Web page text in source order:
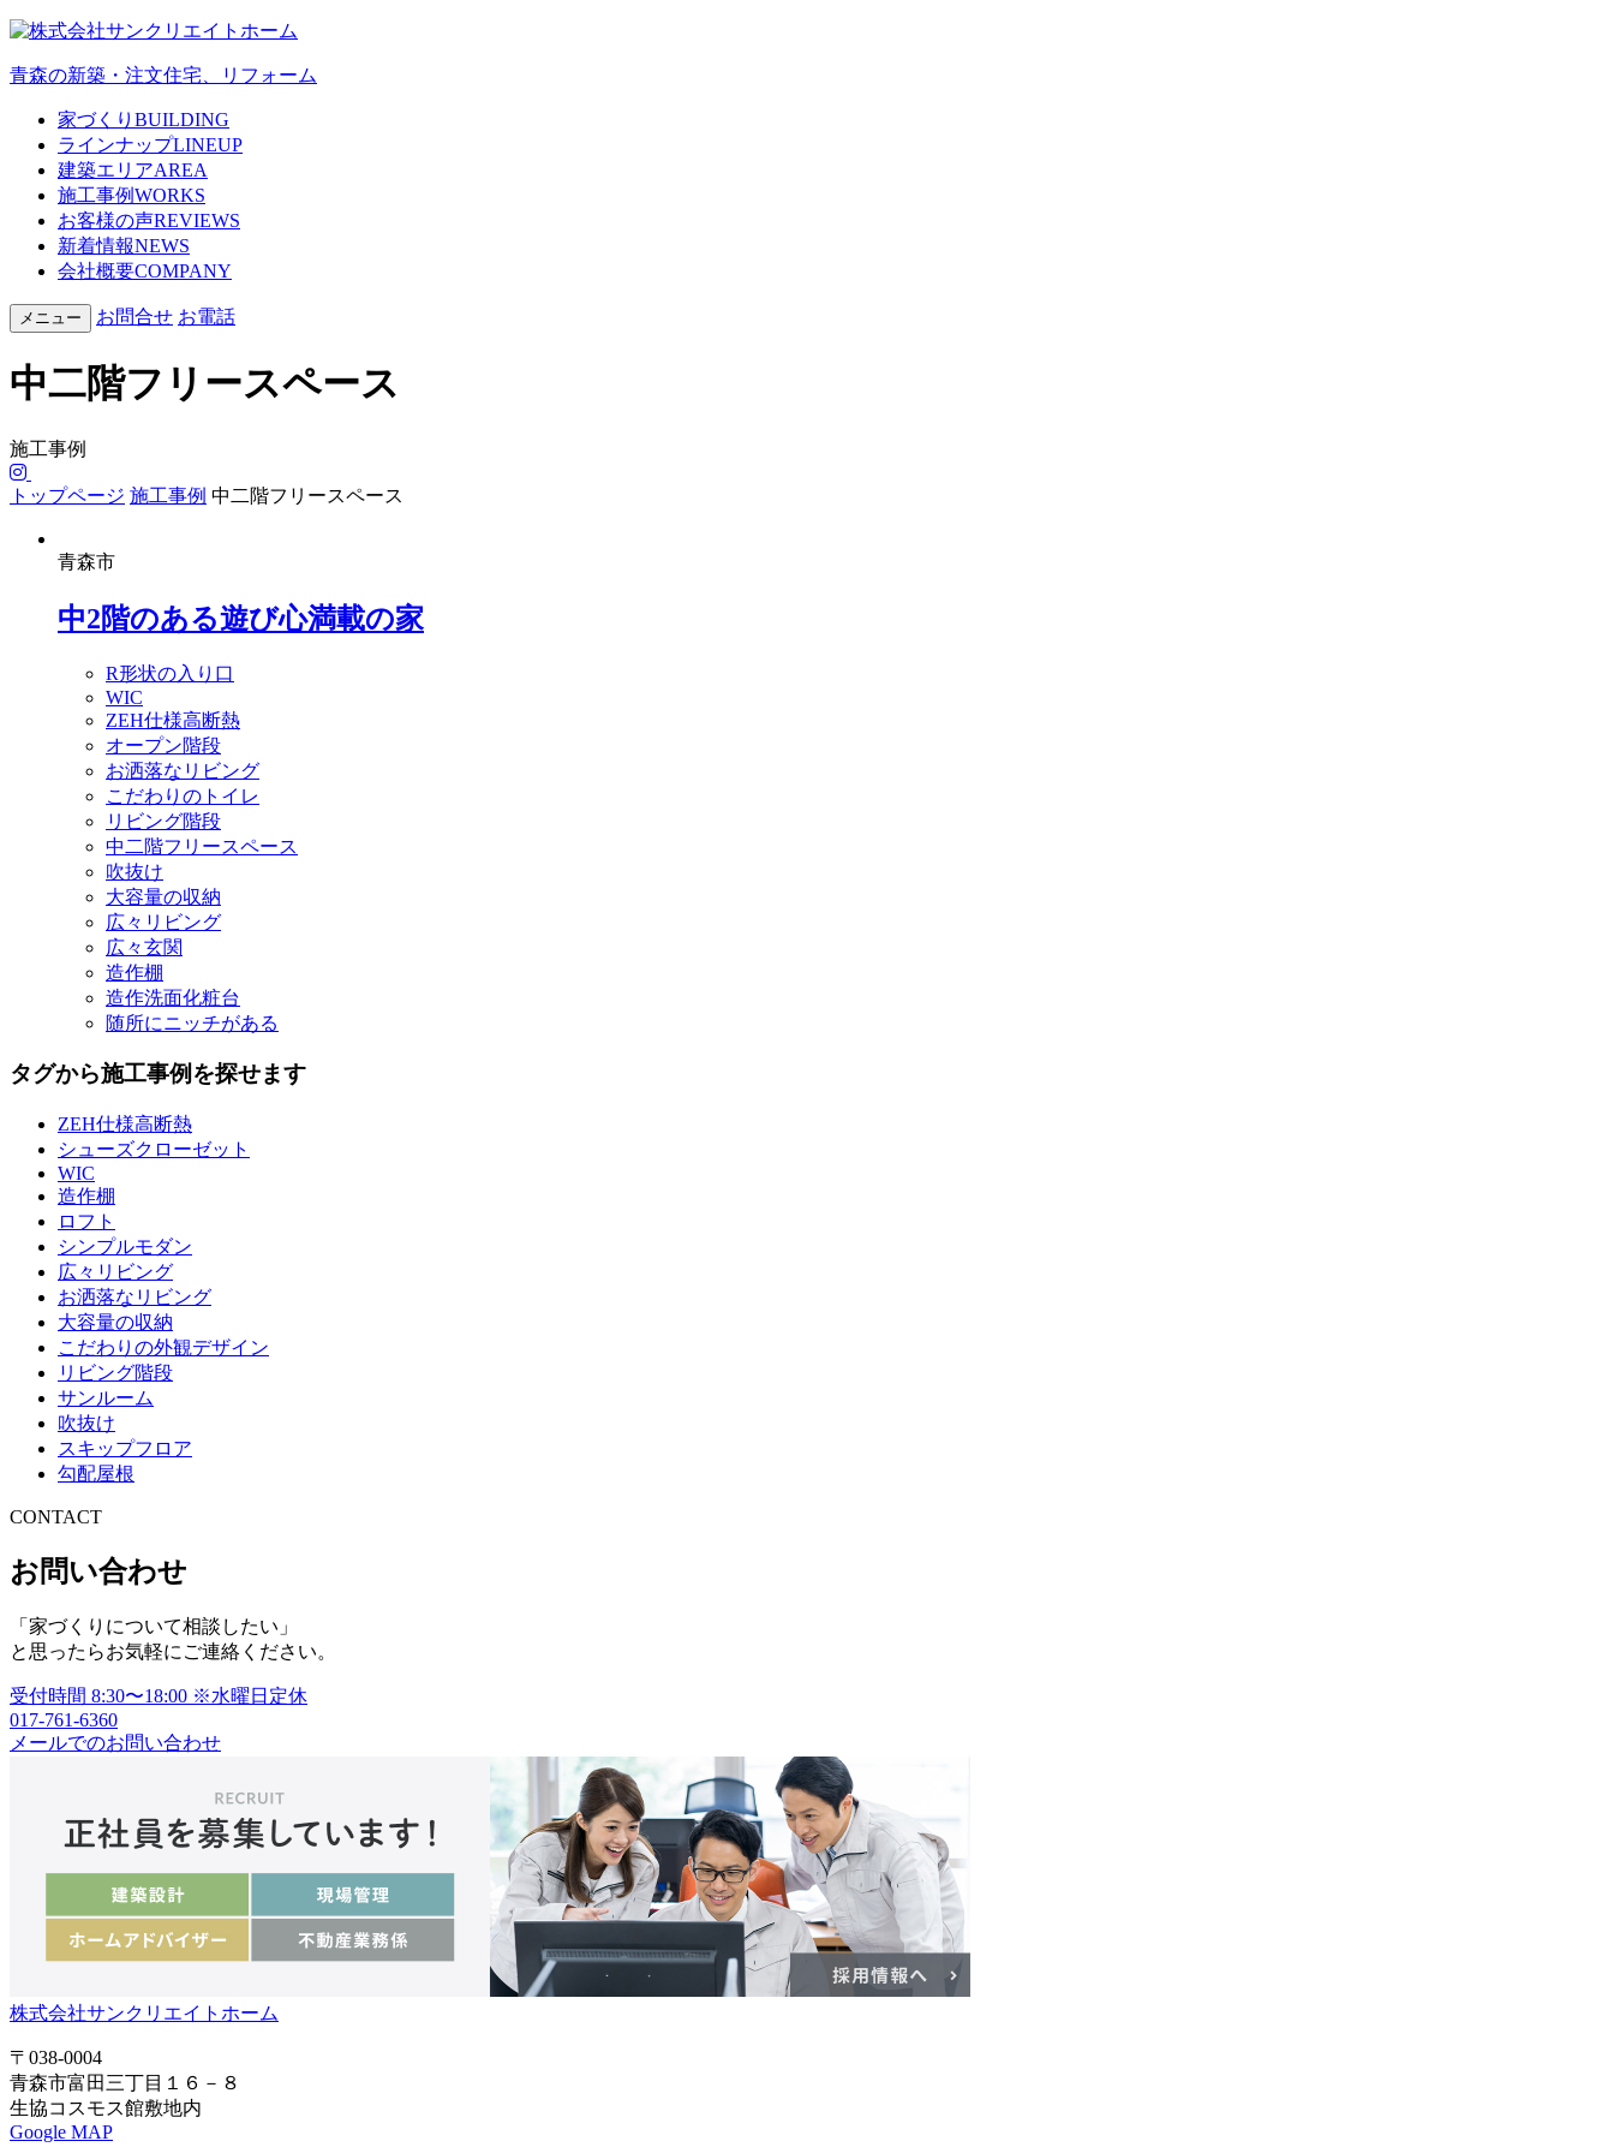
青森の新築・注文住宅、リフォーム
家づくり BUILDING
ラインナップLINEUP
建築エリアAREA
施工事例WORKS
お客様の声REVIEWS
新着情報NEWS
会社概要COMPANY
メニュー お問合せ お電話
中二階フリースペース
施工事例
トップページ 施工事例 中二階フリースペース
青森市
中2階のある遊び心満載の家
R形状の入り口
WIC
ZEH仕様高断熱
オープン階段
お洒落なリビング
こだわりのトイレ
リビング階段
中二階フリースペース
吹抜け
大容量の収納
広々リビング
広々玄関
造作棚
造作洗面化粧台
随所にニッチがある
タグから施工事例を探せます
ZEH仕様高断熱
シューズクローゼット
WIC
造作棚
ロフト
シンプルモダン
広々リビング
お洒落なリビング
大容量の収納
こだわりの外観デザイン
リビング階段
サンルーム
吹抜け
スキップフロア
勾配屋根
CONTACT
お問い合わせ
「家づくりについて相談したい」
と思ったらお気軽にご連絡ください。
受付時間 8:30〜18:00 ※水曜日定休
017-761-6360
メールでのお問い合わせ
株式会社サンクリエイトホーム
〒038-0004
青森市富田三丁目１６－８
生協コスモス館敷地内
Google MAP